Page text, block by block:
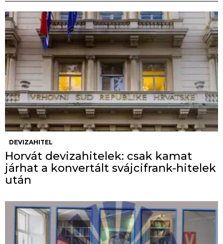
DEVIZAHITEL
Horvát devizahitelek: csak kamat
járhat a konvertált svájcifrank-hitelek
után